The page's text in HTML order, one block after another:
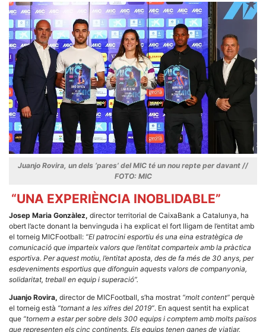
Juanjo Rovira, un dels ‘pares’ del MIC té un nou repte per davant //
FOTO: MIC
“UNA EXPERIÈNCIA INOBLIDABLE”
Josep Maria Gonzàlez, director territorial de CaixaBank a Catalunya, ha
obert l’acte donant la benvinguda i ha explicat el fort lligam de l’entitat amb
el torneig MICFootball: “El patrocini esportiu és una eina estratègica de
comunicació que imparteix valors que l’entitat comparteix amb la pràctica
esportiva. Per aquest motiu, l’entitat aposta, des de fa més de 30 anys, per
esdeveniments esportius que difonguin aquests valors de companyonia,
solidaritat, treball en equip i superació”.
Juanjo Rovira, director de MICFootball, s’ha mostrat “molt content” perquè
el torneig està “tornant a les xifres del 2019”. En aquest sentit ha explicat
que “tornem a estar per sobre dels 300 equips i comptem amb molts països
que representen els cinc continents. Els equips tenen ganes de viatjar,